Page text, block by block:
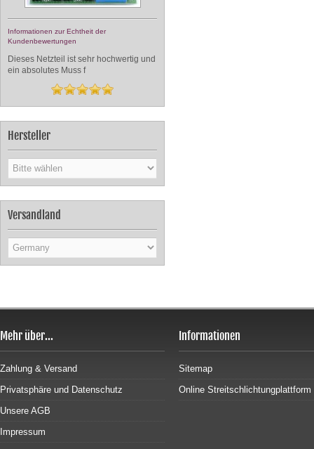
Informationen zur Echtheit der
Kundenbewertungen
Dieses Netzteil ist sehr hochwertig und
ein absolutes Muss f
Hersteller
Versandland
Mehr über...
Zahlung & Versand
Privatsphäre und Datenschutz
Unsere AGB
Impressum
Informationen
Sitemap
Online Streitschlichtungplattform